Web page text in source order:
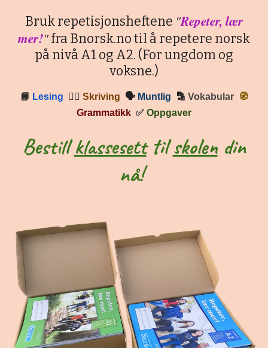
Bruk repetisjonsheftene "Repeter, lær
mer!"fra Bnorsk.no til å repetere norsk
på nivå A1 og A2. (For ungdom og
voksne.)
📘 Lesing ✍🏼 Skriving 🗣 Muntlig 🔡 Vokabular
🧭
Grammatikk ✅ Oppgaver
Bestillklassesetttilskolendin
nå!